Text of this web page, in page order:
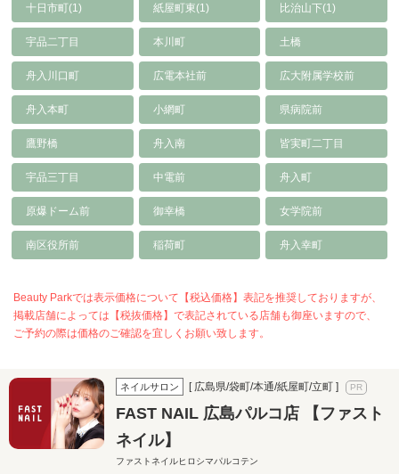
十日市町(1) 紙屋町東(1) 比治山下(1)
宇品二丁目 本川町 土橋
舟入川口町 広電本社前 広大附属学校前
舟入本町 小網町 県病院前
鷹野橋 舟入南 皆実町二丁目
宇品三丁目 中電前 舟入町
原爆ドーム前 御幸橋 女学院前
南区役所前 稲荷町 舟入幸町
Beauty Parkでは表示価格について【税込価格】表記を推奨しておりますが、
掲載店舗によっては【税抜価格】で表記されている店舗も御座いますので、
ご予約の際は価格のご確認を宜しくお願い致します。
ネイルサロン [ 広島県/袋町/本通/紙屋町/立町 ]
FAST NAIL 広島パルコ店 【ファスト
ネイル】
ファストネイルヒロシマパルコテン